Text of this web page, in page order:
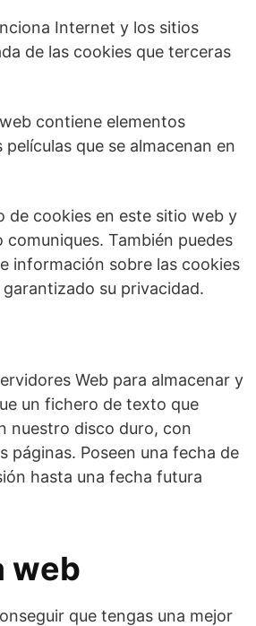
Internet y los sitios
de las cookies que terceras
contiene elementos
que se almacenan en
de cookies en este sitio web y
También puedes
información sobre las cookies
su privacidad.
Web para almacenar y
un fichero de texto que
nuestro disco duro, con
páginas. Poseen una fecha de
hasta una fecha futura
web
que tengas una mejor